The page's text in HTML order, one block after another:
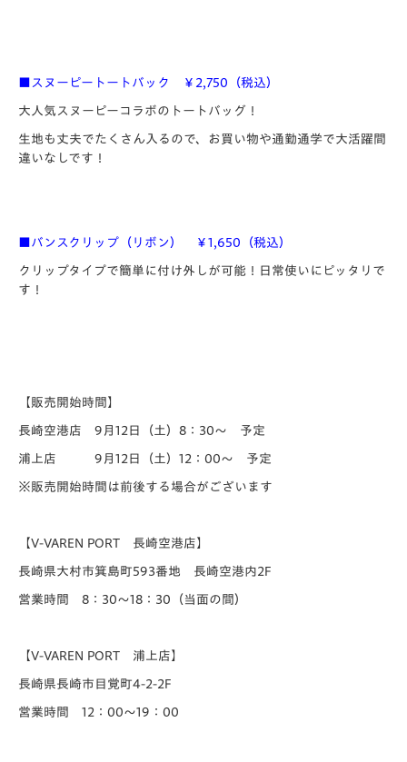
■スヌーピートートバック ￥2,750（税込）
大人気スヌーピーコラボのトートバッグ！
生地も丈夫でたくさん入るので、お買い物や通勤通学で大活躍間
違いなしです！
■バンスクリップ（リボン） ￥1,650（税込）
クリップタイプで簡単に付け外しが可能！日常使いにピッタリで
す！
【販売開始時間】
長崎空港店 9月12日（土）8：30～ 予定
浦上店 9月12日（土）12：00～ 予定
※販売開始時間は前後する場合がございます
【V-VAREN PORT 長崎空港店】
長崎県大村市箕島町593番地 長崎空港内2F
営業時間 8：30～18：30（当面の間）
【V-VAREN PORT 浦上店】
長崎県長崎市目覚町4-2-2F
営業時間 12：00～19：00